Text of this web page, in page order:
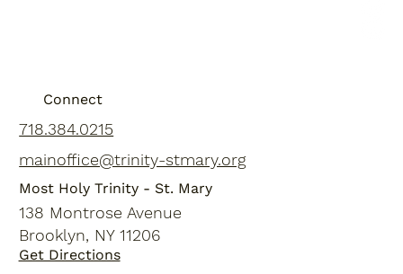
Connect
Most Holy Trinity - St. Mary
718.384.0215
mainoffice@trinity-stmary.org
138 Montrose Avenue
Brooklyn, NY 11206
Get Directions